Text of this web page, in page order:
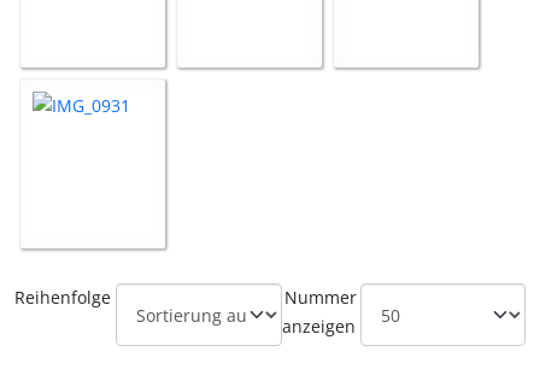
Reihenfolge
Nummer
anzeigen